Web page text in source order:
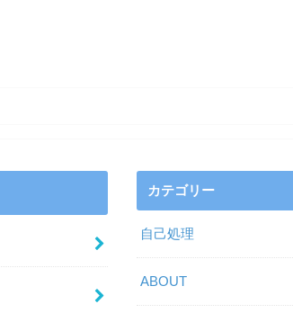
カテゴリー
自己処理
ABOUT